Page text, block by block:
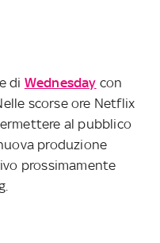
di Wednesday con
scorse ore Netflix
al pubblico
produzione
prossimamente